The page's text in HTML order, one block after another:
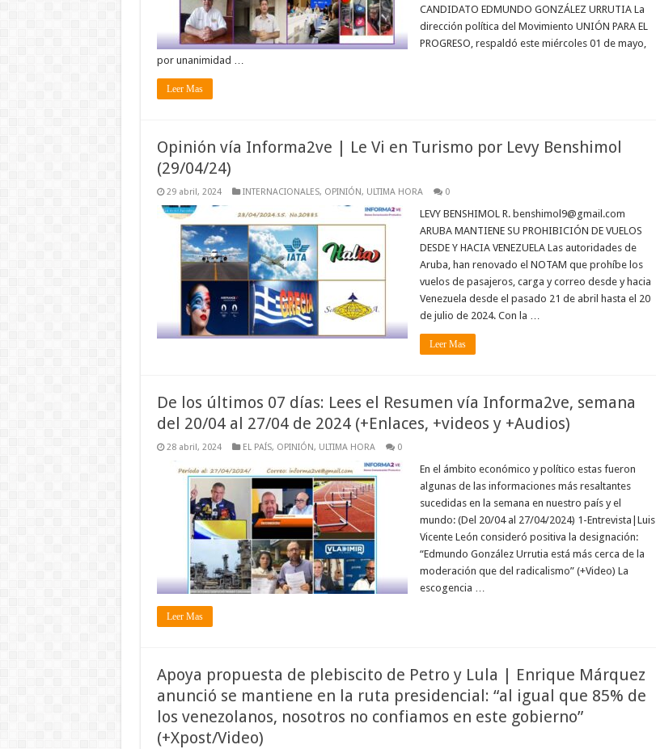
CANDIDATO EDMUNDO GONZÁLEZ URRUTIA La
dirección política del Movimiento UNIÓN PARA EL
PROGRESO, respaldó este miércoles 01 de mayo,
por unanimidad …
Leer Mas
Opinión vía Informa2ve | Le Vi en Turismo por Levy Benshimol
(29/04/24)
29 abril, 2024 INTERNACIONALES, OPINIÓN, ULTIMA HORA 0
LEVY BENSHIMOL R. benshimol9@gmail.com
ARUBA MANTIENE SU PROHIBICIÓN DE VUELOS
DESDE Y HACIA VENEZUELA Las autoridades de
Aruba, han renovado el NOTAM que prohíbe los
vuelos de pasajeros, carga y correo desde y hacia
Venezuela desde el pasado 21 de abril hasta el 20
de julio de 2024. Con la …
Leer Mas
De los últimos 07 días: Lees el Resumen vía Informa2ve, semana
del 20/04 al 27/04 de 2024 (+Enlaces, +videos y +Audios)
28 abril, 2024 EL PAÍS, OPINIÓN, ULTIMA HORA 0
En el ámbito económico y político estas fueron
algunas de las informaciones más resaltantes
sucedidas en la semana en nuestro país y el
mundo: (Del 20/04 al 27/04/2024) 1-Entrevista|Luis
Vicente León consideró positiva la designación:
“Edmundo González Urrutia está más cerca de la
moderación que del radicalismo” (+Video) La
escogencia …
Leer Mas
Apoya propuesta de plebiscito de Petro y Lula | Enrique Márquez
anunció se mantiene en la ruta presidencial: “al igual que 85% de
los venezolanos, nosotros no confiamos en este gobierno”
(+Xpost/Video)